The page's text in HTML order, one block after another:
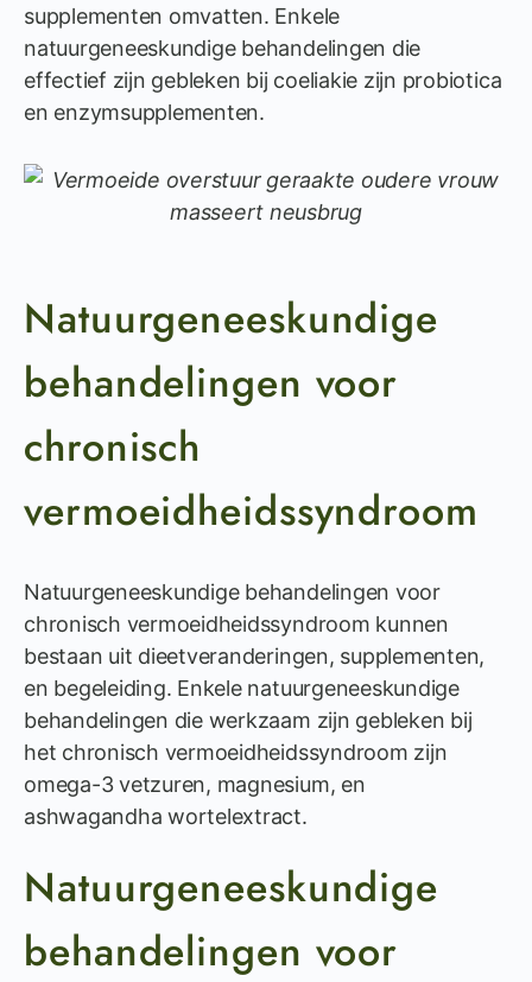
supplementen omvatten. Enkele
natuurgeneeskundige behandelingen die
effectief zijn gebleken bij coeliakie zijn probiotica
en enzymsupplementen.
Natuurgeneeskundige
behandelingen voor
chronisch
vermoeidheidssyndroom
Natuurgeneeskundige behandelingen voor
chronisch vermoeidheidssyndroom kunnen
bestaan uit dieetveranderingen, supplementen,
en begeleiding. Enkele natuurgeneeskundige
behandelingen die werkzaam zijn gebleken bij
het chronisch vermoeidheidssyndroom zijn
omega-3 vetzuren, magnesium, en
ashwagandha wortelextract.
Natuurgeneeskundige
behandelingen voor